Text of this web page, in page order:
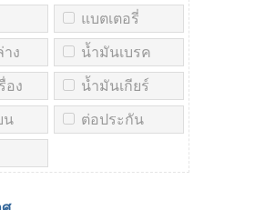
แบตเตอรี่
าง น้ำมันเบรค
อง น้ำมันเกียร์
น ต่อประกัน